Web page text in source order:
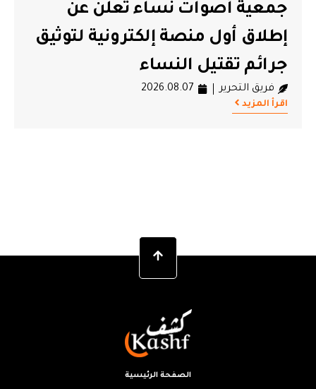
جمعية أصوات نساء تعلن عن
إطلاق أول منصة إلكترونية لتوثيق
جرائم تقتيل النساء
فريق التحرير 2026.08.07
اقرأ المزيد
الصفحة الرئيسية